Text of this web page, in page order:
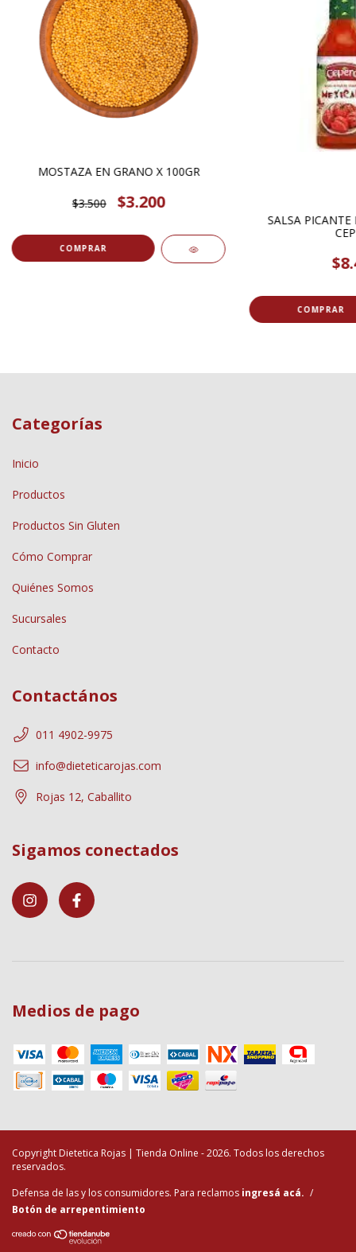
MOSTAZA EN GRANO X 100GR
$3.500 $3.200
COMPRAR
SALSA
Categorías
Inicio
Productos
Productos Sin Gluten
Cómo Comprar
Quiénes Somos
Sucursales
Contacto
Contactános
011 4902-9975
info@dieteticarojas.com
Rojas 12, Caballito
Sigamos conectados
Medios de pago
Copyright Dietetica Rojas | Tienda Online - 2026. Todos los derechos
reservados.
Defensa de las y los consumidores. Para reclamos ingresá acá. /
Botón de arrepentimiento